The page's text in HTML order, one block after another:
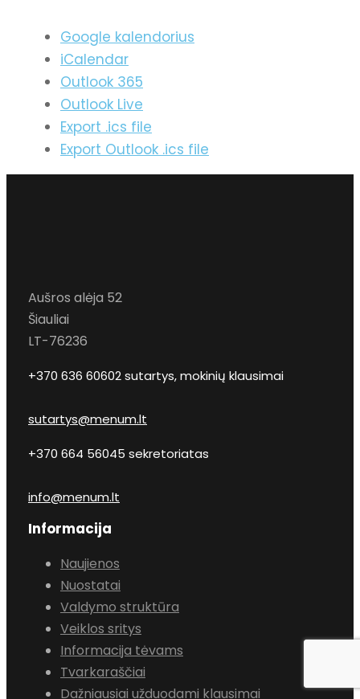
Google kalendorius
iCalendar
Outlook 365
Outlook Live
Export .ics file
Export Outlook .ics file
Aušros alėja 52
Šiauliai
LT-76236
+370 636 60602 sutartys, mokinių klausimai
sutartys@menum.lt
+370 664 56045 sekretoriatas
info@menum.lt
Informacija
Naujienos
Nuostatai
Valdymo struktūra
Veiklos sritys
Informacija tėvams
Tvarkaraščiai
Dažniausiai užduodami klausimai